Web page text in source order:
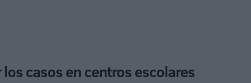
casos en centros escolares